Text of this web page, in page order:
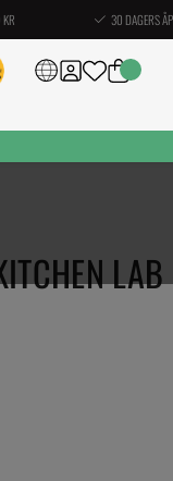
30 DAGERS